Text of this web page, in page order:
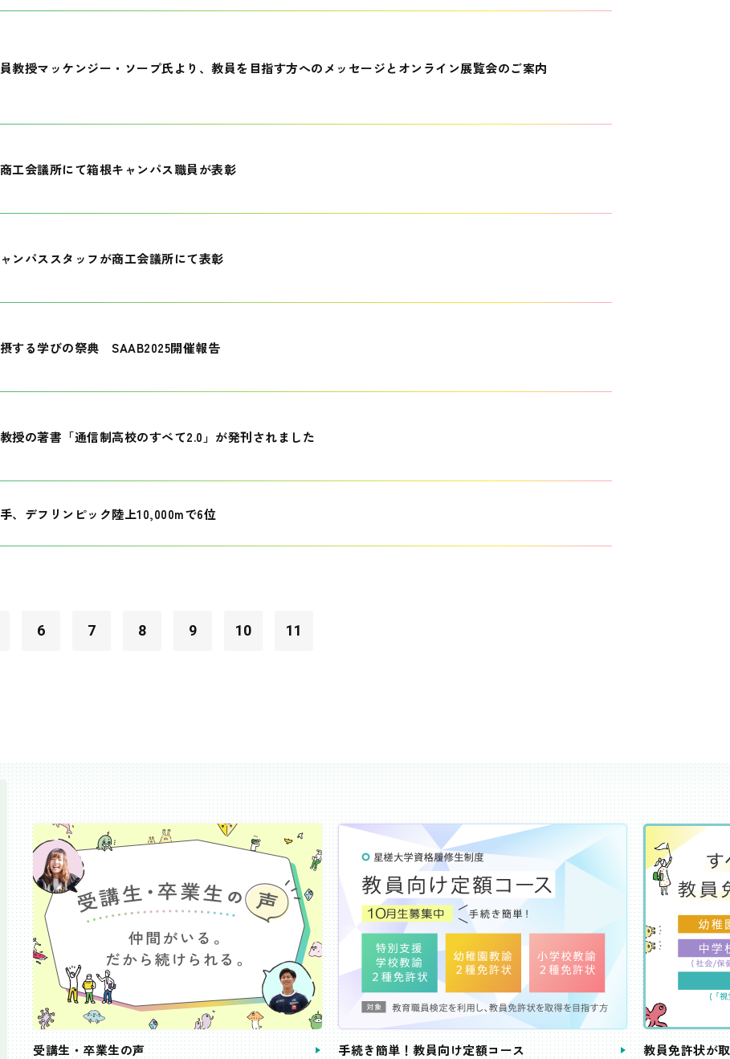
教授マッケンジー・ソープ氏より、教員を目指す方へのメッセージとオンライン展覧会のご案内
工会議所にて箱根キャンパス職員が表彰
ンパススタッフが商工会議所にて表彰
する学びの祭典 SAAB2025開催報告
授の著書「通信制高校のすべて2.0」が発刊されました
、デフリンピック陸上10,000mで6位
6 7 8 9 10 11
受講生・卒業生の声 手続き簡単！教員向け定額コース 教員免許状が